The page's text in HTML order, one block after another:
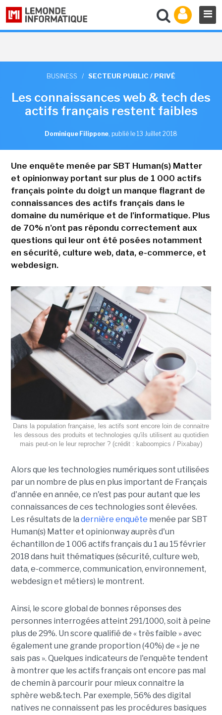
BUSINESS / SECTEUR PUBLIC / PRIVÉ
Les connaissances web & tech des
actifs français restent faibles
Dominique Filippone, publié le 13 Juillet 2018
Une enquête menée par SBT Human(s) Matter
et opinionway portant sur plus de 1 000 actifs
français pointe du doigt un manque flagrant de
connaissances des actifs français dans le
domaine du numérique et de l'informatique. Plus
de 70% n'ont pas répondu correctement aux
questions qui leur ont été posées notamment
en sécurité, culture web, data, e-commerce, et
webdesign.
Dans la population française, les actifs sont encore loin de connaitre
les dessous des produits et technologies qu'ils utilisent au quotidien
mais peut-on le leur reprocher ? (crédit : kaboompics / Pixabay)
Alors que les technologies numériques sont utilisées
par un nombre de plus en plus important de Français
d'année en année, ce n'est pas pour autant que les
connaissances de ces technologies sont élevées.
Les résultats de la dernière enquête menée par SBT
Human(s) Matter et opinionway auprès d'un
échantillon de 1 006 actifs français du 1 au 15 février
2018 dans huit thématiques (sécurité, culture web,
data, e-commerce, communication, environnement,
webdesign et métiers) le montrent.
Ainsi, le score global de bonnes réponses des
personnes interrogées atteint 291/1000, soit à peine
plus de 29%. Un score qualifié de « très faible » avec
également une grande proportion (40%) de « je ne
sais pas ». Quelques indicateurs de l'enquête tendent
à montrer que les actifs français ont encore pas mal
de chemin à parcourir pour mieux connaitre la
sphère web&tech. Par exemple, 56% des digital
natives ne connaissent pas les procédures basiques